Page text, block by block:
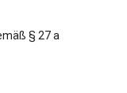
§ 27 a